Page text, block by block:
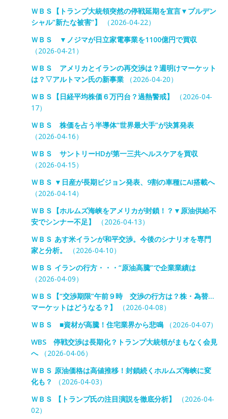
ＷＢＳ【トランプ大統領突然の停戦延期を宣言▼プルデン
シャル“新たな被害”】
（2026-04-22）
ＷＢＳ ▼ノジマが日立家電事業を1100億円で買収
（2026-04-21）
ＷＢＳ アメリカとイランの再交渉は？週明けマーケット
は？▽アルトマン氏の新事業（2026-04-20）
ＷＢＳ【日経平均株価６万円台？過熱警戒】
（2026-04-
17）
ＷＢＳ 株価を占う半導体“世界最大手”が決算発表
（2026-04-16）
ＷＢＳ サントリーHDが第一三共ヘルスケアを買収
（2026-04-15）
ＷＢＳ ▼日産が長期ビジョン発表、9割の車種にAI搭載へ
（2026-04-14）
ＷＢＳ【ホルムズ海峡をアメリカが封鎖！？▼原油供給不
安でシンナー不足】
（2026-04-13）
ＷＢＳ あす米イランが和平交渉。今後のシナリオを専門
家と分析。
（2026-04-10）
ＷＢＳ イランの行方・・・“原油高騰”で企業業績は
（2026-04-09）
ＷＢＳ【“交渉期限”午前９時 交渉の行方は？株・為替…
マーケットはどうなる？】
（2026-04-08）
ＷＢＳ ■資材が高騰！住宅業界から悲鳴（2026-04-07）
WBS 停戦交渉は長期化？トランプ大統領がまもなく会見
へ（2026-04-06）
ＷＢＳ 原油価格は高値推移！封鎖続くホルムズ海峡に変
化も？
（2026-04-03）
ＷＢＳ 【トランプ氏の注目演説を徹底分析】
（2026-04-
02）